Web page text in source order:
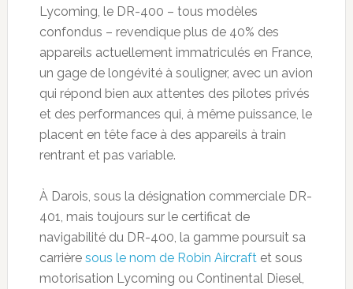
Lycoming, le DR-400 – tous modèles
confondus – revendique plus de 40% des
appareils actuellement immatriculés en France,
un gage de longévité à souligner, avec un avion
qui répond bien aux attentes des pilotes privés
et des performances qui, à même puissance, le
placent en tête face à des appareils à train
rentrant et pas variable.
À Darois, sous la désignation commerciale DR-
401, mais toujours sur le certificat de
navigabilité du DR-400, la gamme poursuit sa
carrière sous le nom de Robin Aircraftet sous
motorisation Lycoming ou Continental Diesel,